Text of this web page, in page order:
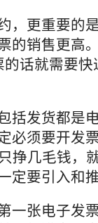
更重要的
的销售更高
话就需要
发货都是
必须要开发
挣几毛钱，
定要引入和
张电子发票